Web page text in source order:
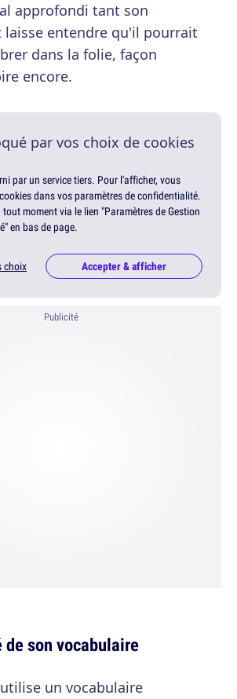
approfondi tant son
entendre qu'il pourrait
dans la folie, façon
encore.
par vos choix de cookies
par un service tiers. Pour l'afficher, vous
dans vos paramètres de confidentialité.
moment via le lien "Paramètres de Gestion
en bas de page.
choix Accepter & afficher
Publicité
de son vocabulaire
un vocabulaire